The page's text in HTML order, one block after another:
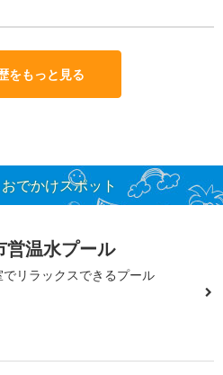
をもっと見る
でかけスポット
営温水プール
でリラックスできるプール